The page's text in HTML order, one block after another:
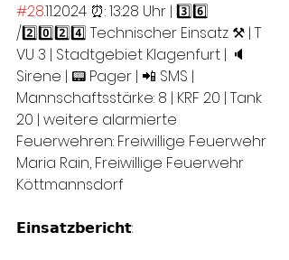
#28.11.2024 ⏰: 13:28 Uhr | 3️⃣6️⃣
/2️⃣0️⃣2️⃣4️⃣ Technischer Einsatz ⚒ | T
VU 3 | Stadtgebiet Klagenfurt | 🔈
Sirene | 📟 Pager | 📲 SMS |
Mannschaftsstärke: 8 | KRF 20 | Tank
20 | weitere alarmierte
Feuerwehren: Freiwillige Feuerwehr
Maria Rain, Freiwillige Feuerwehr
Köttmannsdorf
𝗘𝗶𝗻𝘀𝗮𝘁𝘇𝗯𝗲𝗿𝗶𝗰𝗵𝘁: